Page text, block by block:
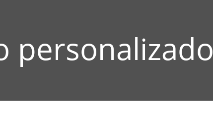
personalizado